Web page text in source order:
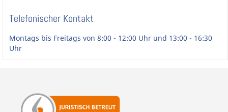
Telefonischer Kontakt
Montags bis Freitags von 8:00 - 12:00 Uhr und 13:00 - 16:30
Uhr